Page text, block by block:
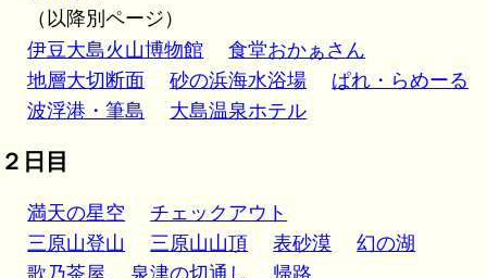
（以降別ページ）
伊豆大島火山博物館
食堂おかぁさん
地層大切断面
砂の浜海水浴場
ぱれ・らめーる
波浮港・筆島
大島温泉ホテル
２日目
満天の星空
チェックアウト
三原山登山
三原山山頂 表砂漠
幻の湖